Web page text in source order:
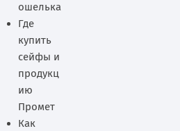
ошелька
Где
купить
сейфы и
продукц
ию
Промет
Как